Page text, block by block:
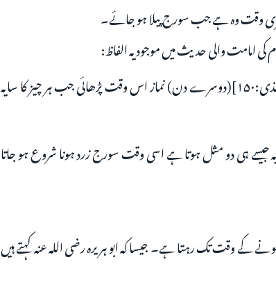
وقت وہ ہے جب سورج پیلا ہو جائے۔
امامت والی حدیث میں موجود یہ الفاظ:
[سنن ترمذی:۱۵۰](دوسرے دن) نماز اس وقت پڑھائی جب ہر چیز کا سایہ
جیسے ہی دو مثل ہوتا ہے اسی وقت سورج زرد ہونا شروع ہو جاتا
تک رہتا ہے۔ جیسا کہ ابو ہریرہ رضی اللہ عنہ کہتے ہیں